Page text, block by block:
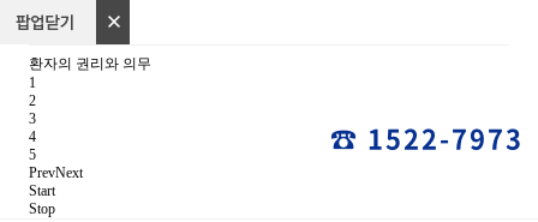
환자의 권리와 의무
1
2
3
4
5
PrevNext
Start
Stop
☎ 1522-7973